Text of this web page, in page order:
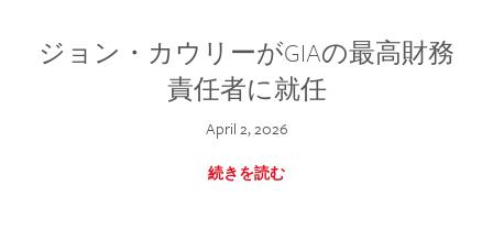
ジョン・カウリーがGIAの最高財務
責任者に就任
April 2, 2026
続きを読む